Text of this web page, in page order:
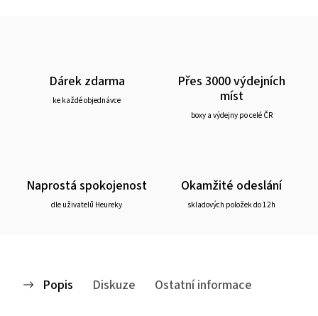
Dárek zdarma
ke každé objednávce
Přes 3000 výdejních
míst
boxy a výdejny po celé ČR
Naprostá spokojenost
dle uživatelů Heureky
Okamžité odeslání
skladových položek do 12h
Popis Diskuze Ostatní informace